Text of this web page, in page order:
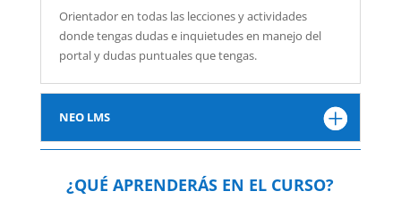
Orientador en todas las lecciones y actividades
donde tengas dudas e inquietudes en manejo del
portal y dudas puntuales que tengas.
NEO LMS
¿QUÉ APRENDERÁS EN EL CURSO?